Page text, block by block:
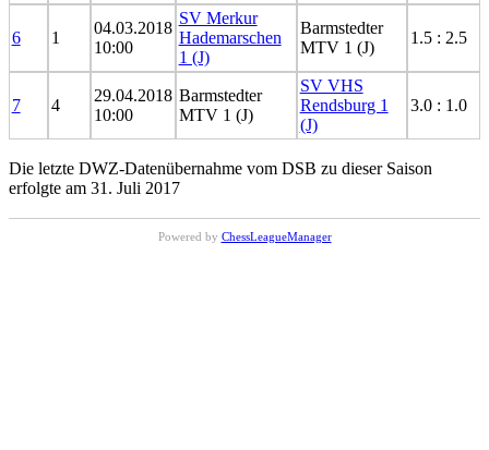
6 1
04.03.2018
10:00
SV Merkur
Hademarschen
1 (J)
Barmstedter
MTV 1 (J)
1.5 : 2.5
7 4
29.04.2018
10:00
Barmstedter
MTV 1 (J)
SV VHS
Rendsburg 1
(J)
3.0 : 1.0
Die letzte DWZ-Datenübernahme vom DSB zu dieser Saison
erfolgte am 31. Juli 2017
Powered by ChessLeagueManager